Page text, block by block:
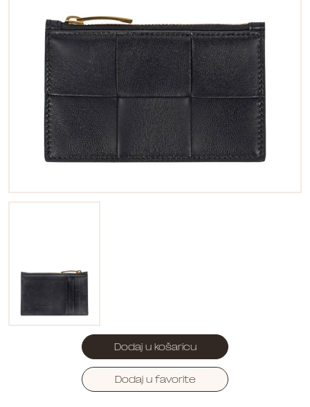
Dodaj u košaricu
Dodaj u favorite